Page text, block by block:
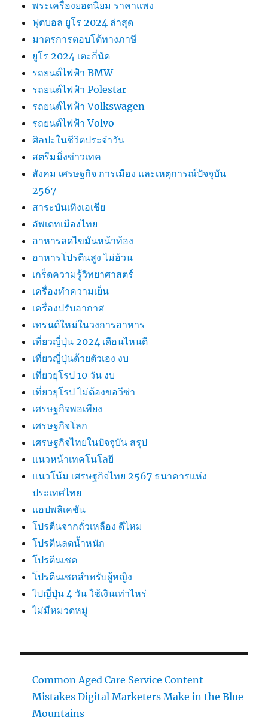
พระเครื่องยอดนิยม ราคาแพง
ฟุตบอล ยูโร 2024 ล่าสุด
มาตรการตอบโต้ทางภาษี
ยูโร 2024 เตะกี่นัด
รถยนต์ไฟฟ้า BMW
รถยนต์ไฟฟ้า Polestar
รถยนต์ไฟฟ้า Volkswagen
รถยนต์ไฟฟ้า Volvo
ศิลปะในชีวิตประจำวัน
สตรีมมิ่งข่าวเทค
สังคม เศรษฐกิจ การเมือง และเหตุการณ์ปัจจุบัน
2567
สาระบันเทิงเอเชีย
อัพเดทเมืองไทย
อาหารลดไขมันหน้าท้อง
อาหารโปรตีนสูง ไม่อ้วน
เกร็ดความรู้วิทยาศาสตร์
เครื่องทำความเย็น
เครื่องปรับอากาศ
เทรนด์ใหม่ในวงการอาหาร
เที่ยวญี่ปุ่น 2024 เดือนไหนดี
เที่ยวญี่ปุ่นด้วยตัวเอง งบ
เที่ยวยุโรป 10 วัน งบ
เที่ยวยุโรป ไม่ต้องขอวีซ่า
เศรษฐกิจพอเพียง
เศรษฐกิจโลก
เศรษฐกิจไทยในปัจจุบัน สรุป
แนวหน้าเทคโนโลยี
แนวโน้ม เศรษฐกิจไทย 2567 ธนาคารแห่ง
ประเทศไทย
แอปพลิเคชัน
โปรตีนจากถั่วเหลือง ดีไหม
โปรตีนลดน้ำหนัก
โปรตีนเชค
โปรตีนเชคสำหรับผู้หญิง
ไปญี่ปุ่น 4 วัน ใช้เงินเท่าไหร่
ไม่มีหมวดหมู่
Common Aged Care Service Content
Mistakes Digital Marketers Make in the Blue
Mountains